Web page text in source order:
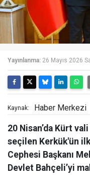
Yayınlanma: 26 Mayıs 2026
Kaynak: Haber Merkezi
20 Nisan’da Kürt
seçilen Kerkük'ün
Cephesi Başkanı
Devlet Bahçeli’yi